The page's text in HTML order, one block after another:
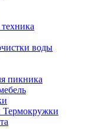
воды
пикника
Термокружки